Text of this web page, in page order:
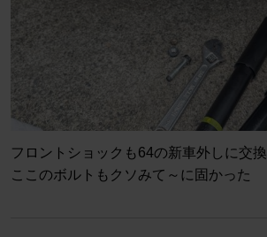
フロントショックも64の新車外しに交換
ここのボルトもクソみて～に固かった